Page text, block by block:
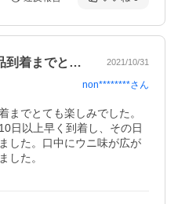
大のウニ好きなので、商品到着までとても… 2021/10/31
non********さん
までとても楽しみでした。
日以上早く到着し、その日
した。口中にウニ味が広が
した。